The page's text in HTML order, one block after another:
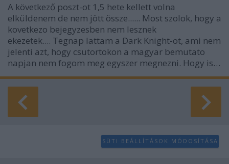
A következő poszt-ot 1,5 hete kellett volna
elküldenem de nem jött össze...... Most szolok, hogy a
kovetkezo bejegyzesben nem lesznek
ekezetek.... Tegnap lattam a Dark Knight-ot, ami nem
jelenti azt, hogy csutortokon a magyar bemutato
napjan nem fogom meg egyszer megnezni. Hogy is…
SÜTI BEÁLLÍTÁSOK MÓDOSÍTÁSA